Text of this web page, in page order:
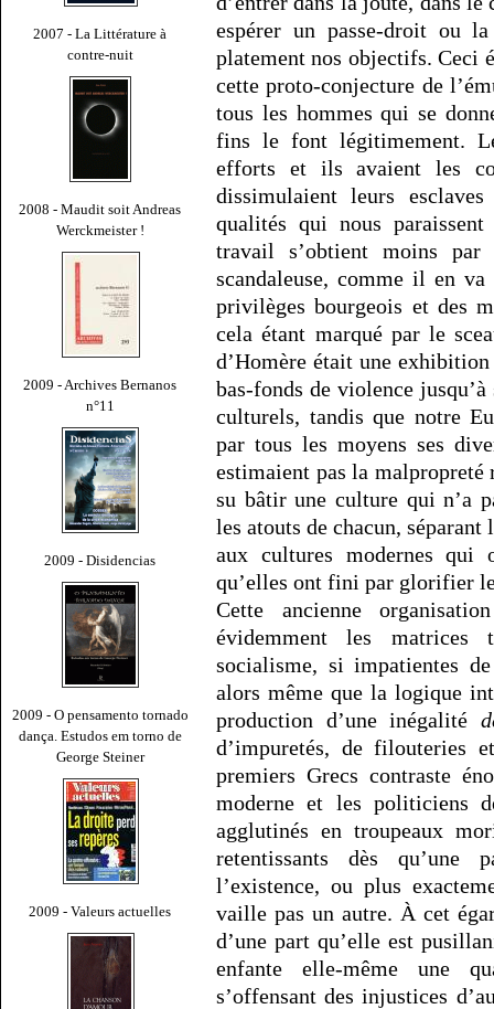
2007 - La Littérature à
contre-nuit
2008 - Maudit soit Andreas
Werckmeister !
2009 - Archives Bernanos
n°11
2009 - Disidencias
2009 - O pensamento tornado
dança. Estudos em torno de
George Steiner
2009 - Valeurs actuelles
espérer un passe-droit ou
platement nos objectifs. Ceci
cette proto-conjecture de
tous les hommes qui se
fins le font légitimement.
efforts et ils avaient les
dissimulaient leurs
qualités qui nous
travail s’obtient moins
scandaleuse, comme il en
privilèges bourgeois et des
cela étant marqué par le
d’Homère était une
bas-fonds de violence
culturels, tandis que notre
par tous les moyens ses
estimaient pas la
su bâtir une culture qui n’a
les atouts de chacun,
aux cultures modernes qui
qu’elles ont fini par glorifier
Cette ancienne
évidemment les matrices
socialisme, si impatientes
alors même que la logique
production d’une inégalité
d’impuretés, de filouteries
premiers Grecs contraste
moderne et les politiciens
agglutinés en troupeaux
retentissants dès qu’une
l’existence, ou plus
vaille pas un autre. À cet
d’une part qu’elle est
enfante elle-même une
s’offensant des injustices